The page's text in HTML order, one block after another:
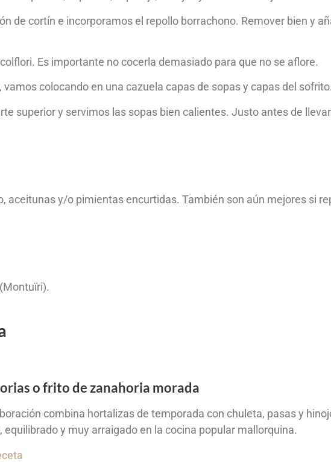
de cortín e incorporamos el repollo borrachono. Remover bien y
Es importante no cocerla demasiado para que no se aflore.
colocando en una cazuela capas de sopas y capas del sofrito.
superior y servimos las sopas bien calientes. Justo antes de
aceitunas y/o pimientas encurtidas. También son aún mejores si
o frito de zanahoria morada
combina hortalizas de temporada con chuleta, pasas y
equilibrado y muy arraigado en la cocina popular mallorquina.